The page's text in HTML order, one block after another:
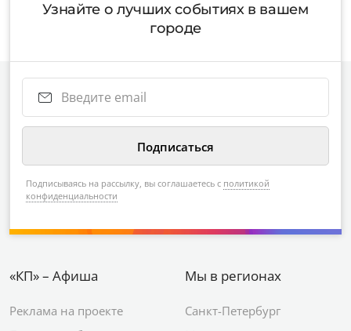
Узнайте о лучших событиях в вашем
городе
Подписываясь на рассылку, вы соглашаетесь с политикой
конфиденциальности
«КП» – Афиша
Реклама на проекте
Мы в регионах
Санкт-Петербург